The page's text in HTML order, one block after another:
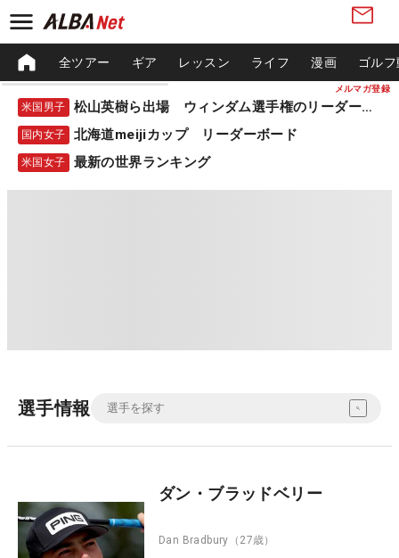
メルマガ登録
全ツアー ギア レッスン ライフ 漫画 ゴル
米国男子 松山英樹ら出場 ウィンダム選手権のリーダーボード
国内女子 北海道meijiカップ リーダーボード
米国女子 最新の世界ランキング
選手情報
ダン・ブラッドベリー
Dan Bradbury （27歳）